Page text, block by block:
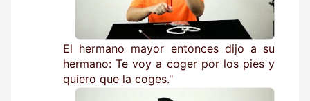
El hermano mayor entonces dijo a su
hermano: Te voy a coger por los pies y
quiero que la coges."